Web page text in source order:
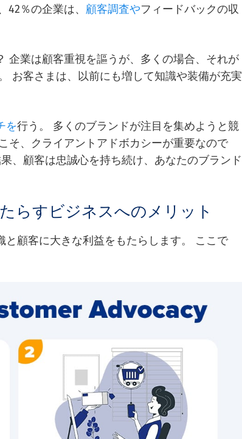
％の企業は、 顧客調査やフィードバックの収
企業は顧客重視を謳うが、多くの場合、それが
お客さまは、以前にも増して知識や装備が充実
を行う。 多くのブランドが注目を集めようと競
そ、クライアントアドボカシーが重要なので
、顧客は忠誠心を持ち続け、あなたのブランド
らすビジネスへのメリット
顧客に大きな利益をもたらします。 ここで